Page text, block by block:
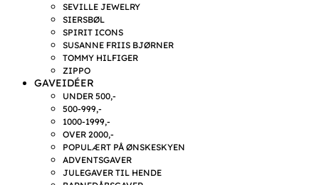
SEVILLE JEWELRY
SIERSBØL
SPIRIT ICONS
SUSANNE FRIIS BJØRNER
TOMMY HILFIGER
ZIPPO
GAVEIDÉER
UNDER 500,-
500-999,-
1000-1999,-
OVER 2000,-
POPULÆRT PÅ ØNSKESKYEN
ADVENTSGAVER
JULEGAVER TIL HENDE